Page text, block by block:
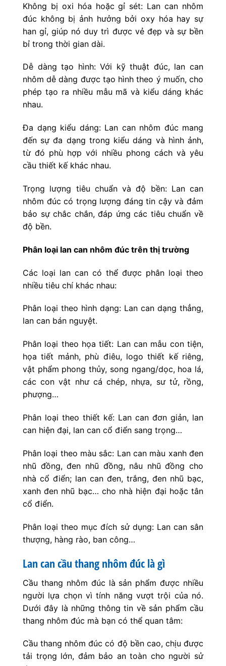
Không bị oxi hóa hoặc gỉ sét: Lan can nhôm
đúc không bị ảnh hưởng bởi oxy hóa hay sự
han gỉ, giúp nó duy trì được vẻ đẹp và sự bền
bỉ trong thời gian dài.
Dễ dàng tạo hình: Với kỹ thuật đúc, lan can
nhôm dễ dàng được tạo hình theo ý muốn, cho
phép tạo ra nhiều mẫu mã và kiểu dáng khác
nhau.
Đa dạng kiểu dáng: Lan can nhôm đúc mang
đến sự đa dạng trong kiểu dáng và hình ảnh,
từ đó phù hợp với nhiều phong cách và yêu
cầu thiết kế khác nhau.
Trọng lượng tiêu chuẩn và độ bền: Lan can
nhôm đúc có trọng lượng đáng tin cậy và đảm
bảo sự chắc chắn, đáp ứng các tiêu chuẩn về
độ bền.
Phân loại lan can nhôm đúc trên thị trường
Các loại lan can có thể được phân loại theo
nhiều tiêu chí khác nhau:
Phân loại theo hình dạng: Lan can dạng thẳng,
lan can bán nguyệt.
Phân loại theo họa tiết: Lan can mẫu con tiện,
họa tiết mảnh, phù điêu, logo thiết kế riêng,
vật phẩm phong thủy, song ngang/dọc, hoa lá,
các con vật như cá chép, nhựa, sư tử, rồng,
phượng…
Phân loại theo thiết kế: Lan can đơn giản, lan
can hiện đại, lan can cổ điển sang trọng…
Phân loại theo màu sắc: Lan can màu xanh đen
nhũ đồng, đen nhũ đồng, nâu nhũ đồng cho
nhà cổ điển; lan can đen, trắng, đen nhũ bạc,
xanh đen nhũ bạc… cho nhà hiện đại hoặc tân
cổ điển.
Phân loại theo mục đích sử dụng: Lan can sân
thượng, hàng rào, ban công…
Lan can cầu thang nhôm đúc là gì
Cầu thang nhôm đúc là sản phẩm được nhiều
người lựa chọn vì tính năng vượt trội của nó.
Dưới đây là những thông tin về sản phẩm cầu
thang nhôm đúc mà bạn có thể quan tâm:
Cầu thang nhôm đúc có độ bền cao, chịu được
tải trọng lớn, đảm bảo an toàn cho người sử